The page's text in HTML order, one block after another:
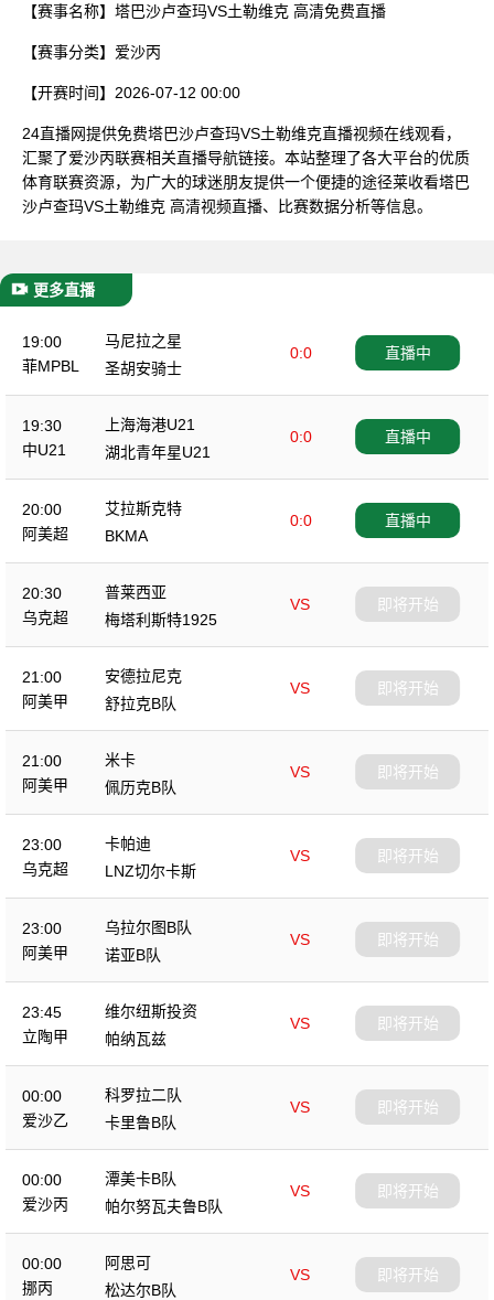
【赛事名称】 塔巴沙卢查玛VS土勒维克 高清免费直播
【赛事分类】 爱沙丙
【开赛时间】 2026-07-12 00:00
24直播网提供免费塔巴沙卢查玛VS土勒维克直播视频在线观看，
汇聚了爱沙丙联赛相关直播导航链接。本站整理了各大平台的优质
体育联赛资源，为广大的球迷朋友提供一个便捷的途径莱收看塔巴
沙卢查玛VS土勒维克 高清视频直播、比赛数据分析等信息。
更多直播
19:00
菲MPBL
马尼拉之星
0:0
圣胡安骑士
直播中
19:30
中U21
上海海港U21
0:0
湖北青年星U21
直播中
20:00
阿美超
艾拉斯克特
0:0
BKMA
直播中
20:30
乌克超
普莱西亚
VS
梅塔利斯特1925
即将开始
21:00
阿美甲
安德拉尼克
VS
舒拉克B队
即将开始
21:00
阿美甲
米卡
VS
佩历克B队
即将开始
23:00
乌克超
卡帕迪
VS
LNZ切尔卡斯
即将开始
23:00
阿美甲
乌拉尔图B队
VS
诺亚B队
即将开始
23:45
立陶甲
维尔纽斯投资
VS
帕纳瓦兹
即将开始
00:00
爱沙乙
科罗拉二队
VS
卡里鲁B队
即将开始
00:00
爱沙丙
潭美卡B队
VS
帕尔努瓦夫鲁B队
即将开始
00:00
挪丙
阿思可
VS
松达尔B队
即将开始